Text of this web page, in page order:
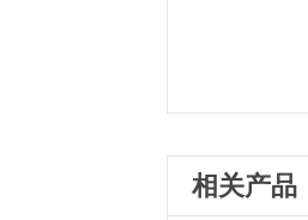
相关产品